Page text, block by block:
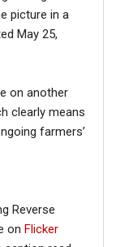
picture in a
May 25,
on another
clearly means
farmers’
Reverse
on Flicker